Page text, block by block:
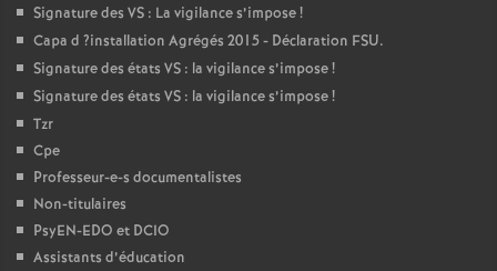
Signature des VS : La vigilance s’impose!
Capa d ?installation Agrégés 2015 - Déclaration FSU.
Signature des états VS : la vigilance s’impose!
Signature des états VS : la vigilance s’impose!
Tzr
Cpe
Professeur-e-s documentalistes
Non-titulaires
PsyEN-EDO et DCIO
Assistants d’éducation